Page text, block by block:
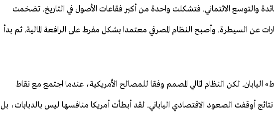
والتوسع الائتماني. فتشكلت واحدة من أكبر فقاعات الأصول في التاريخ. تضخمت
عن السيطرة. وأصبح النظام المصرفي معتمدا بشكل مفرط على الرافعة المالية. ثم بدأ
اليابان. لكن النظام المالي المصمم وفقا للمصالح الأمريكية، عندما اجتمع مع نقاط
أوقفت الصعود الاقتصادي الياباني. لقد أبطأت أمريكا منافسها ليس بالدبابات، بل